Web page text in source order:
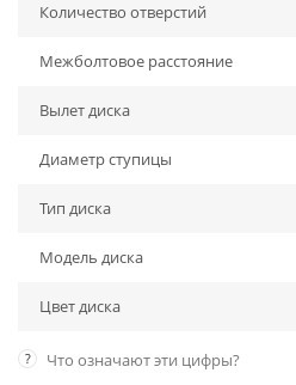
Количество отверстий
Межболтовое расстояние
Вылет диска
Диаметр ступицы
Тип диска
Модель диска
Цвет диска
? Что означают эти цифры?